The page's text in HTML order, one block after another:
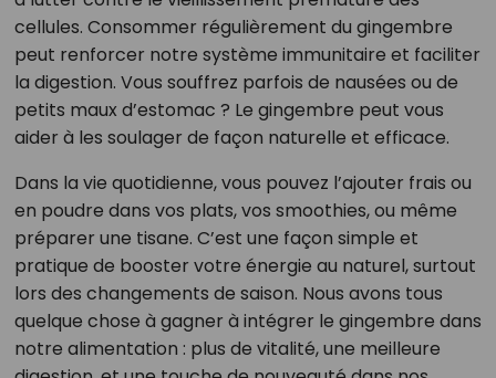
cellules. Consommer régulièrement du gingembre
peut renforcer notre système immunitaire et faciliter
la digestion. Vous souffrez parfois de nausées ou de
petits maux d’estomac ? Le gingembre peut vous
aider à les soulager de façon naturelle et efficace.
Dans la vie quotidienne, vous pouvez l’ajouter frais ou
en poudre dans vos plats, vos smoothies, ou même
préparer une tisane. C’est une façon simple et
pratique de booster votre énergie au naturel, surtout
lors des changements de saison. Nous avons tous
quelque chose à gagner à intégrer le gingembre dans
notre alimentation : plus de vitalité, une meilleure